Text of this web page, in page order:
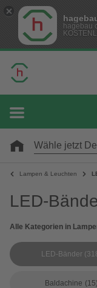
hagebau
Wähle jetzt
Lampen & Leuchten
LED-
Alle Kategorien in
LED-Bänder
Baldachine (15)